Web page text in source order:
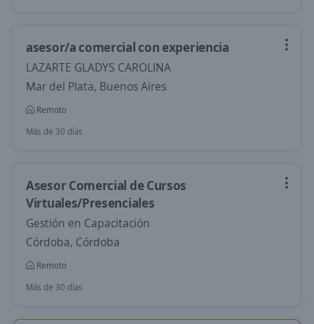
asesor/a comercial con experiencia
LAZARTE GLADYS CAROLINA
Mar del Plata, Buenos Aires
Remoto
Más de 30 días
Asesor Comercial de Cursos
Virtuales/Presenciales
Gestión en Capacitación
Córdoba, Córdoba
Remoto
Más de 30 días